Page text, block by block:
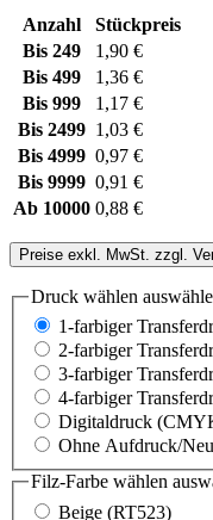
Anzahl
Stückpreis
Bis 249
1,90 €
Bis 499
1,36 €
Bis 999
1,17 €
Bis 2499 1,03 €
Bis 4999 0,97 €
Bis 9999 0,91 €
Ab 10000 0,88 €
Preise exkl. MwSt. zzgl.
Druck wählen
1-farbiger
2-farbiger
3-farbiger
4-farbiger
Digitaldruck
Ohne Aufdruck/
Filz-Farbe wählen
Beige (RT523)